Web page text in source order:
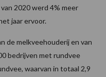
2020 werd 4% meer
jaar ervoor.
de melkveehouderij en van
bedrijven met rundvee
waarvan in totaal 2,9